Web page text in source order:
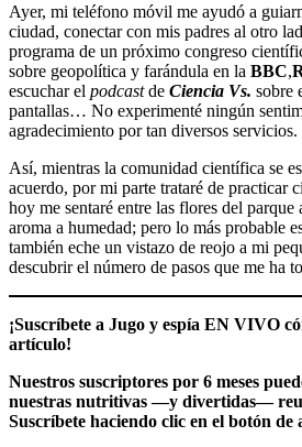
Ayer, mi teléfono móvil me ayudó a
ciudad, conectar con mis padres al otro
programa de un próximo congreso
sobre geopolítica y farándula en la BBC,
escuchar el podcastde Ciencia Vs. sobre
pantallas… No experimenté ningún
agradecimiento por tan diversos servicios.
Así, mientras la comunidad científica se
acuerdo, por mi parte trataré de practicar
hoy me sentaré entre las flores del parque
aroma a humedad; pero lo más probable
también eche un vistazo de reojo a mi
descubrir el número de pasos que me ha
¡Suscríbete a Jugo y espía EN VIVO
artículo!
Nuestros suscriptores por 6 meses
nuestras nutritivas —y divertidas—
Suscríbete haciendo clic en el botón de